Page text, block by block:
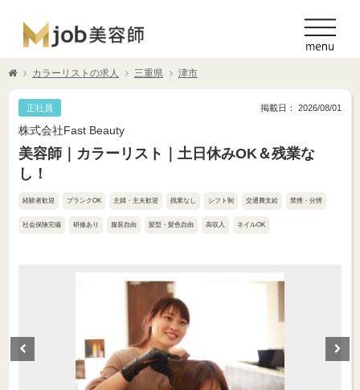
カラーリストの求人 三重県 津市
正社員 掲載日： 2026/08/01
株式会社Fast Beauty
美容師｜カラーリスト｜土日休みOK＆残業な
し！
経験者歓迎 ブランクOK 主婦・主夫歓迎 残業なし シフト制 交通費支給 禁煙・分煙
社会保険完備 研修あり 服装自由 髪型・髪色自由 高収入 ネイルOK